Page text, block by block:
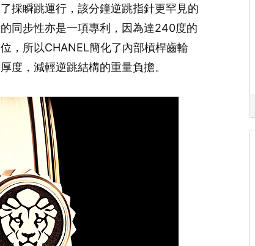
採瞬跳運行，該分鐘逆跳指針更罕見的
同步性亦是一項專利，因為達240度的
，所以CHANEL簡化了內部槓桿齒輪
度，減輕逆跳結構的重量負擔。